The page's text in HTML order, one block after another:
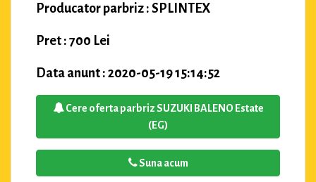
Producator parbriz : SPLINTEX
Pret : 700 Lei
Data anunt : 2020-05-19 15:14:52
Cere oferta parbriz SUZUKI BALENO Estate
(EG)
Suna acum